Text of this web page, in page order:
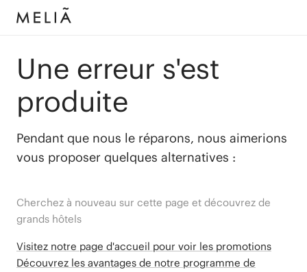
Une erreur s'est
produite
Pendant que nous le réparons, nous aimerions
vous proposer quelques alternatives :
Cherchez à nouveau sur cette page et découvrez de
grands hôtels
Visitez notre page d'accueil pour voir les promotions
Découvrez les avantages de notre programme de